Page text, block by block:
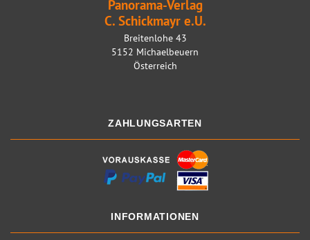
Panorama-Verlag
C. Schickmayr e.U.
Breitenlohe 43
5152 Michaelbeuern
Österreich
ZAHLUNGSARTEN
INFORMATIONEN